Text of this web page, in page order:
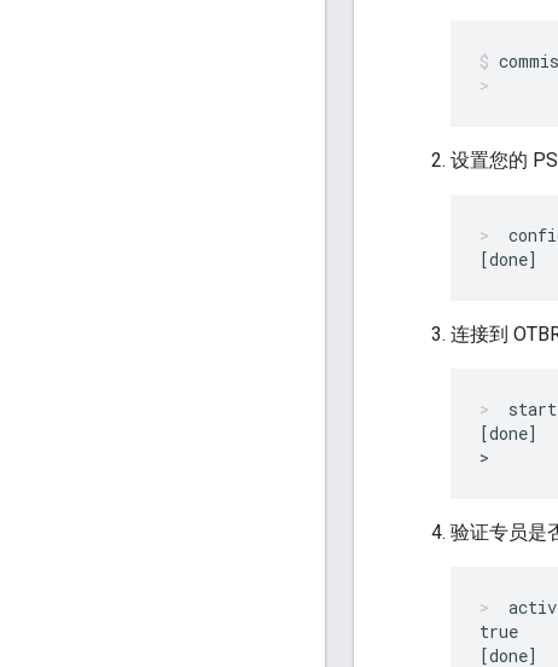
设置您的
连接到
start
[done]
验证专员是
true